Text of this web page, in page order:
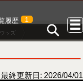
履歴 1
ッズ
最終更新日: 2026/04/01